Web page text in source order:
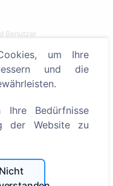
Benutzer
um Ihre
und die
Bedürfnisse
der Website zu
Nicht